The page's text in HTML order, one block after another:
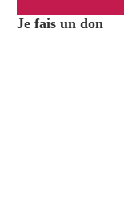
Je fais un don